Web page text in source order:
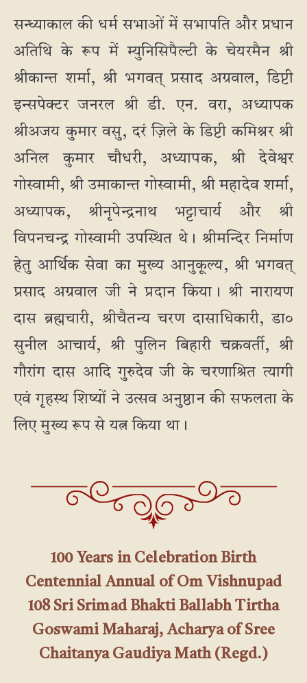
सन्ध्याकाल की धर्म सभाओं में सभापति और प्रधान
अतिथि के रूप में म्युनिसिपैल्टी के चेयरमैन श्री
श्रीकान्त शर्मा, श्री भगवत् प्रसाद अग्रवाल, डिप्टी
इन्सपेक्टर जनरल श्री डी. एन. वरा, अध्यापक
श्रीअजय कुमार वसु, दरं ज़िले के डिप्टी कमिश्नर श्री
अनिल कुमार चौधरी, अध्यापक, श्री देवेश्वर
गोस्वामी, श्री उमाकान्त गोस्वामी, श्री महादेव शर्मा,
अध्यापक, श्रीनृपेन्द्रनाथ भट्टाचार्य और श्री
विपनचन्द्र गोस्वामी उपस्थित थे। श्रीमन्दिर निर्माण
हेतु आर्थिक सेवा का मुख्य आनुकूल्य, श्री भगवत्
प्रसाद अग्रवाल जी ने प्रदान किया। श्री नारायण
दास ब्रह्मचारी, श्रीचैतन्य चरण दासाधिकारी, डा०
सुनील आचार्य, श्री पुलिन बिहारी चक्रवर्ती, श्री
गौरांग दास आदि गुरुदेव जी के चरणाश्रित त्यागी
एवं गृहस्थ शिष्यों ने उत्सव अनुष्ठान की सफलता के
लिए मुख्य रूप से यत्न किया था।
100 Years in Celebration Birth
Centennial Annual of Om Vishnupad
108 Sri Srimad Bhakti Ballabh Tirtha
Goswami Maharaj, Acharya of Sree
Chaitanya Gaudiya Math (Regd.)